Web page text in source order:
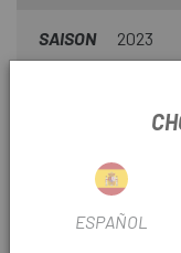
SAISON 2023
Fabriqué avec un
ESPAÑOL